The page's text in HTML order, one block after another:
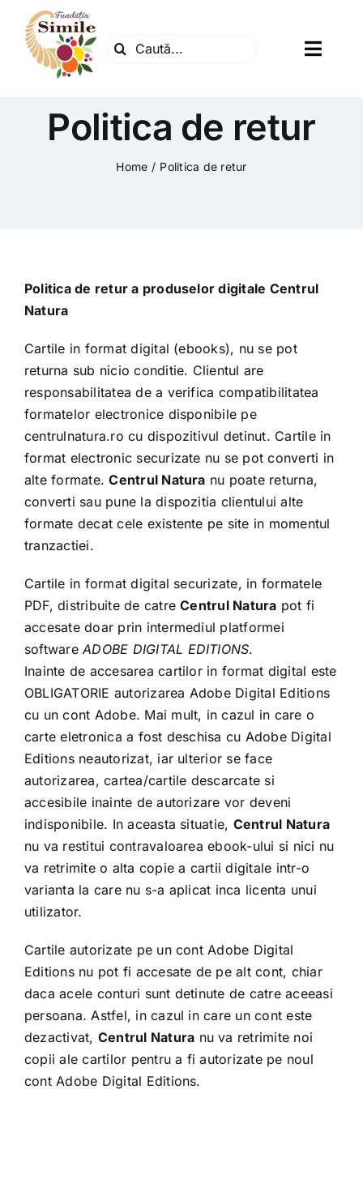
content
Search
Shop
Tratamente naturale
Iubim fructele
Politica de retur
Home Politica de retur
Politica de retur a produselor digitale Centrul
Natura
Cartile in format digital (ebooks), nu se pot
returna sub nicio conditie. Clientul are
responsabilitatea de a verifica compatibilitatea
formatelor electronice disponibile pe
centrulnatura.ro cu dispozitivul detinut. Cartile in
format electronic securizate nu se pot converti in
alte formate.Centrul Natura nu poate returna,
converti sau pune la dispozitia clientului alte
formate decat cele existente pe site in momentul
tranzactiei.
Cartile in format digital securizate, in formatele
PDF, distribuite de catreCentrul Natura pot fi
accesate doar prin intermediul platformei
softwareADOBE DIGITAL EDITIONS.
Inainte de accesarea cartilor in format digital este
OBLIGATORIE autorizarea Adobe Digital Editions
cu un cont Adobe. Mai mult, in cazul in care o
carte eletronica a fost deschisa cu Adobe Digital
Editions neautorizat, iar ulterior se face
autorizarea, cartea/cartile descarcate si
accesibile inainte de autorizare vor deveni
indisponibile. In aceasta situatie, Centrul Natura
nu va restitui contravaloarea ebook-ului si nici nu
va retrimite o alta copie a cartii digitale intr-o
varianta la care nu s-a aplicat inca licenta unui
utilizator.
Cartile autorizate pe un cont Adobe Digital
Editions nu pot fi accesate de pe alt cont, chiar
daca acele conturi sunt detinute de catre aceeasi
persoana. Astfel, in cazul in care un cont este
dezactivat, Centrul Natura nu va retrimite noi
copii ale cartilor pentru a fi autorizate pe noul
cont Adobe Digital Editions.